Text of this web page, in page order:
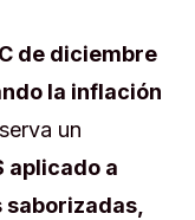
de diciembre
la inflación
un
aplicado a
saborizadas,